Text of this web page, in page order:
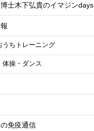
士木下弘貴のイマジンdays
うちトレーニング
体操・ダンス
免疫通信